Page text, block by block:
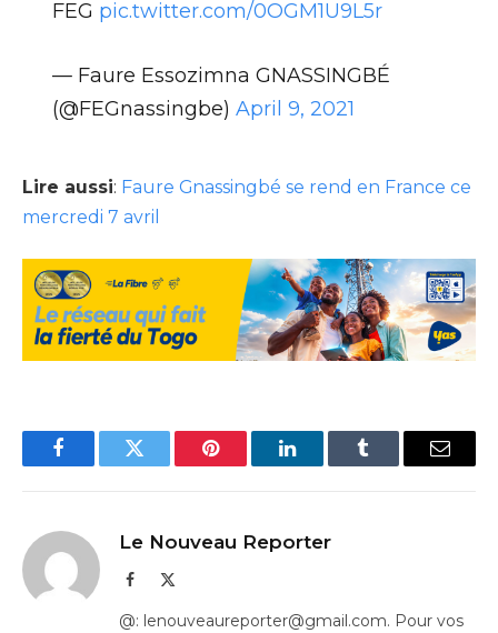
FEG pic.twitter.com/0OGM1U9L5r
— Faure Essozimna GNASSINGBÉ
(@FEGnassingbe) April 9, 2021
Lire aussi: Faure Gnassingbé se rend en France ce
mercredi 7 avril
FacebookTwitter Pinterest LinkedInTumblr Email
Le Nouveau Reporter
Facebook
@: lenouveaureporter@gmail.com. Pour vos